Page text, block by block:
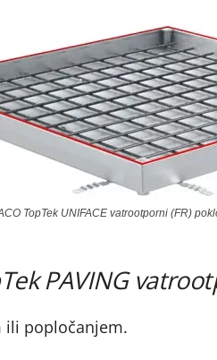
TopTek UNIFACE vatrootporni (FR)
PAVING
ili popločanjem.